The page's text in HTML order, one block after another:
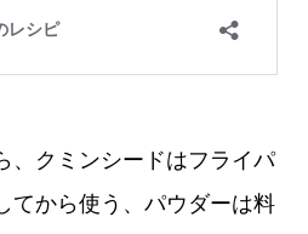
、クミンシードはフライパ
てから使う、パウダーは料